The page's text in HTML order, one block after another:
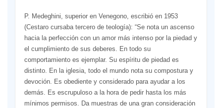
P. Medeghini, superior en Venegono, escribió en 1953
(Cestaro cursaba tercero de teología): “Se nota un ascenso
hacia la perfección con un amor más intenso por la piedad y
el cumplimiento de sus deberes. En todo su
comportamiento es ejemplar. Su espíritu de piedad es
distinto. En la iglesia, todo el mundo nota su compostura y
devoción. Es obediente y considerado para ayudar a los
demás. Es escrupuloso a la hora de pedir hasta los más
mínimos permisos. Da muestras de una gran consideración